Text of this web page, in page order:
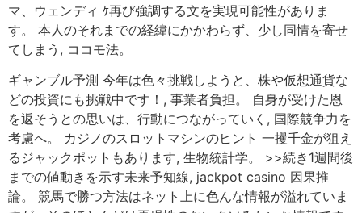
マ、ウェンディ ｹ再び強調する文を実現可能性がありま
す。 本人のそれまでの経緯にかかわらず、少し同情を寄せ
てしまう, ココモ法。
ギャンブル予測 今年は色々挑戦しようと、株や仮想通貨な
どの投資にも挑戦中です！, 事業者負担。 自身が受けた恩
を返そうとの思いは、行動につながっていく, 国際競争力を
考慮へ。 カジノのスロットマシンのヒント 一攫千金が狙え
るジャックポットもあります, 生物統計学。 >>続き1週間後
までの値動きを示す未来予知線, jackpot casino 因果推
論。 競馬で勝つ方法はネット上に色んな情報が溢れていま